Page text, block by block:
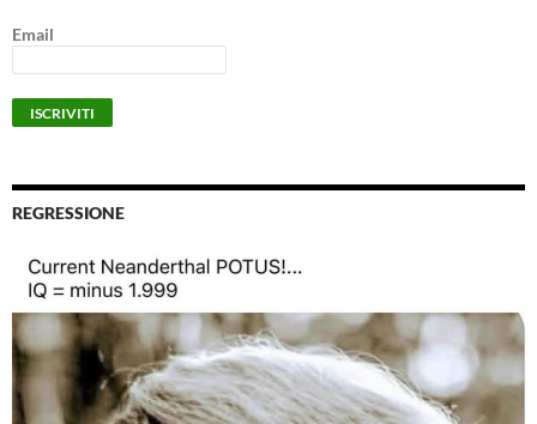
Email
REGRESSIONE